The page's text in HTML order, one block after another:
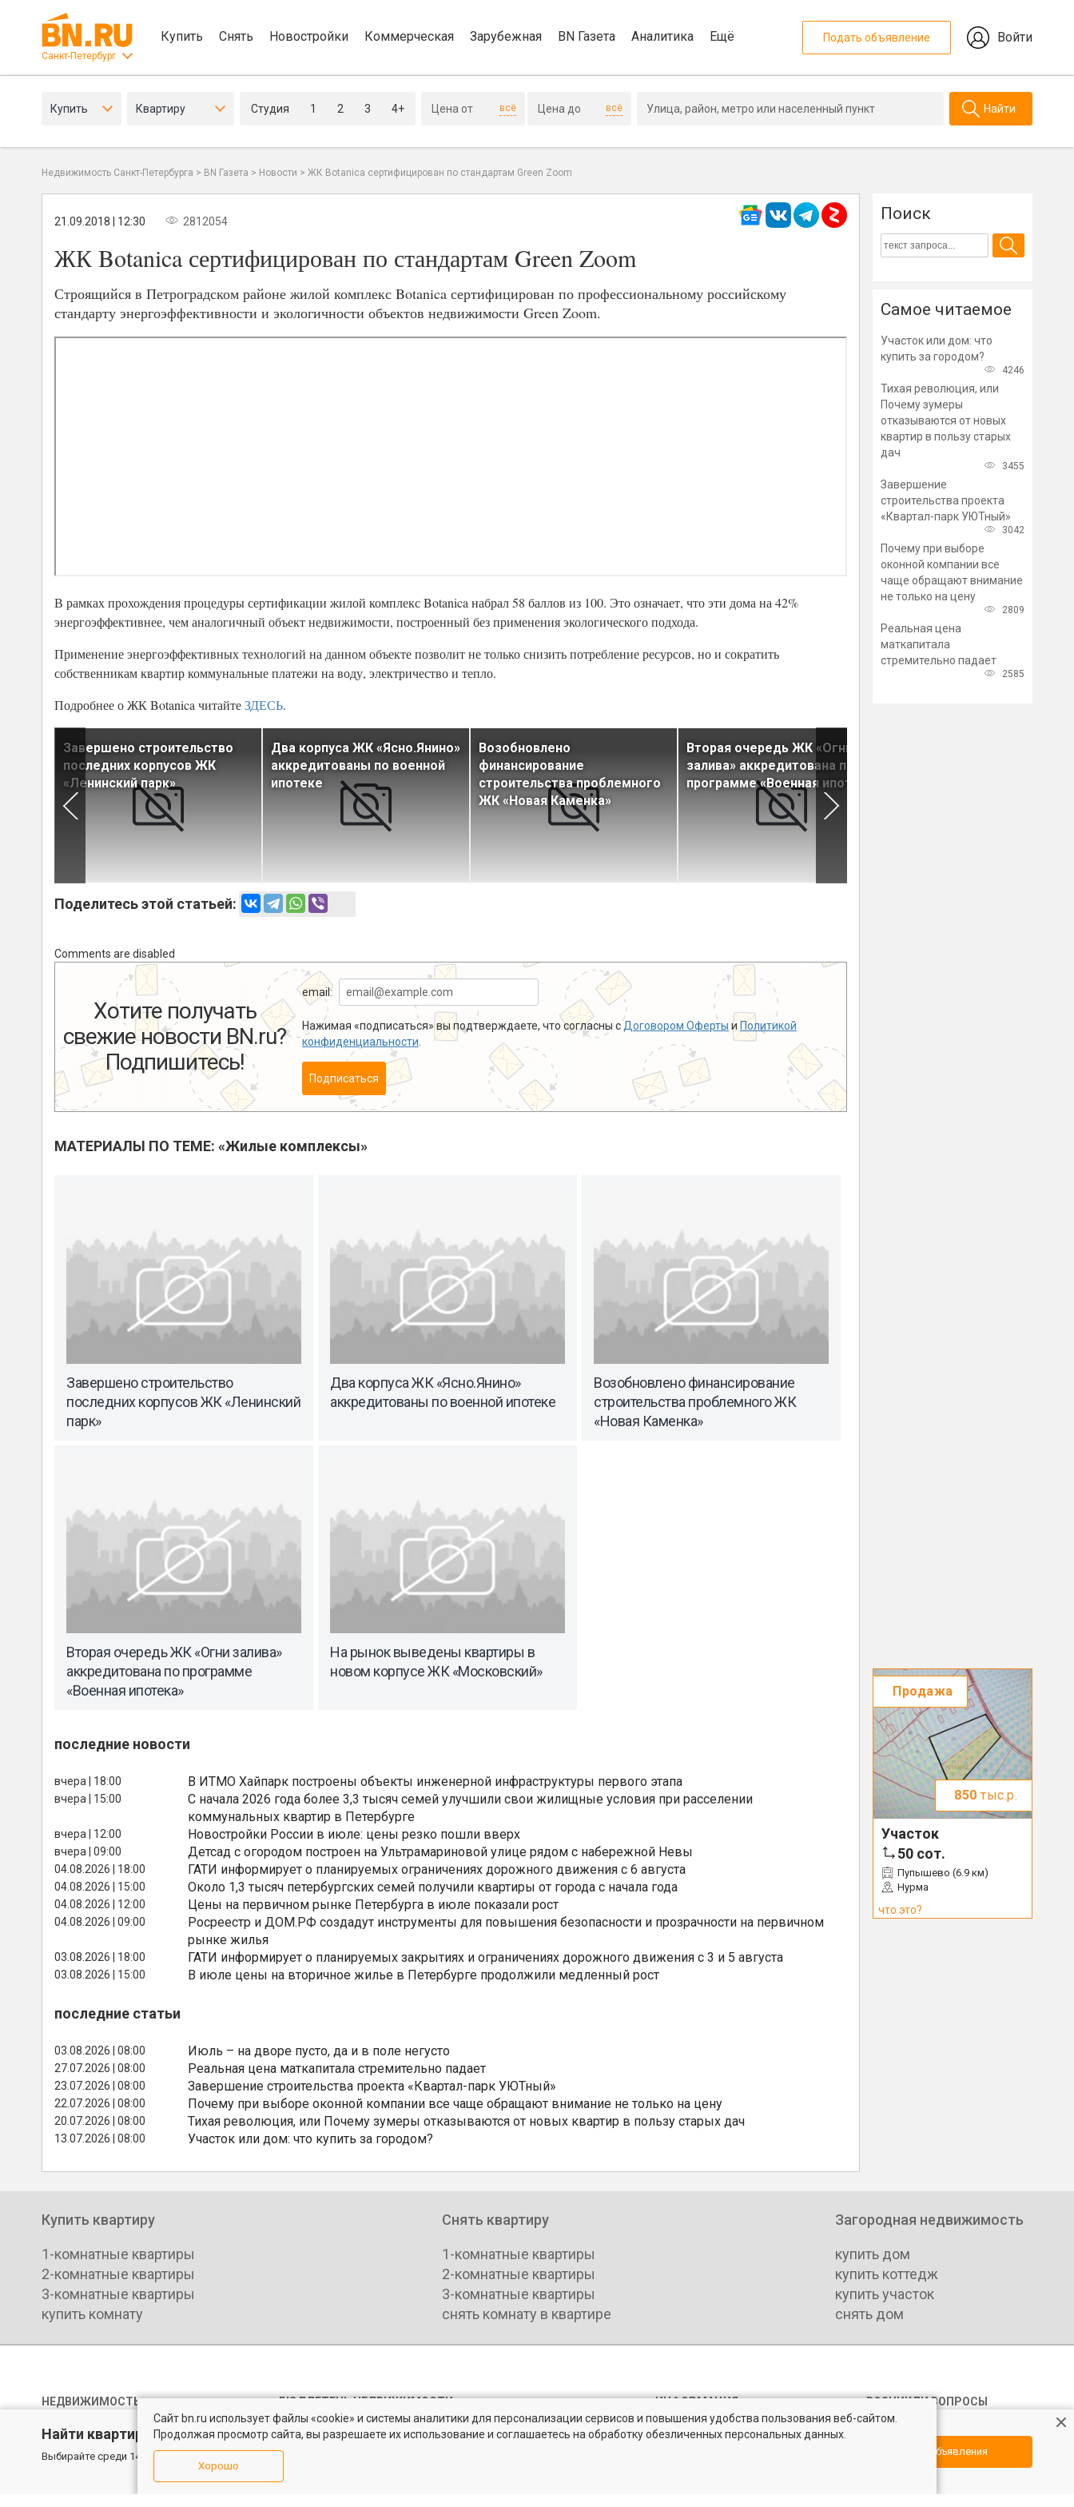
Санкт-Петербург
Купить Снять Новостройки Коммерческая Зарубежная BN Газета Аналитика Ещё Подать объявление Войти
Купить Квартиру Студия 1 2 3 4+ всё всё Найти
Недвижимость Санкт-Петербурга > BN Газета > Новости > ЖК Botanica сертифицирован по стандартам Green Zoom
21.09.2018 | 12:30 2812054
ЖК Botanica сертифицирован по стандартам Green Zoom
Строящийся в Петроградском районе жилой комплекс Botanica сертифицирован по профессиональному российскому
стандарту энергоэффективности и экологичности объектов недвижимости Green Zoom.
В рамках прохождения процедуры сертификации жилой комплекс Botanica набрал 58 баллов из 100. Это означает, что эти дома на 42%
энергоэффективнее, чем аналогичный объект недвижимости, построенный без применения экологического подхода.
Применение энергоэффективных технологий на данном объекте позволит не только снизить потребление ресурсов, но и сократить
собственникам квартир коммунальные платежи на воду, электричество и тепло.
Подробнее о ЖК Botanica читайтеЗДЕСЬ.
Завершено строительство
последних корпусов ЖК
«Ленинский парк»
Два корпуса ЖК «Ясно.Янино»
аккредитованы по военной
ипотеке
Возобновлено
финансирование
строительства проблемного
ЖК «Новая Каменка»
Вторая очередь ЖК «Огни
залива» аккредитована по
программе «Военная ипотека»
Найти квартиру - это просто!
Выбирайте среди 14 тысяч проверенных вариантов на вторичом рынке жилья на портале BN.ru Посмотреть объявления
Поделитесь этой статьей:
Comments are disabled
Хотите получать
свежие новости BN.ru?
Подпишитесь!
email:
Нажимая «подписаться» вы подтверждаете, что согласны с Договором Оферты и Политикой
конфиденциальности
Подписаться
МАТЕРИАЛЫ ПО ТЕМЕ: «Жилые комплексы»
Завершено строительство
последних корпусов ЖК «Ленинский
парк»
Два корпуса ЖК «Ясно.Янино»
аккредитованы по военной ипотеке
Возобновлено финансирование
строительства проблемного ЖК
«Новая Каменка»
Вторая очередь ЖК «Огни залива»
аккредитована по программе
«Военная ипотека»
На рынок выведены квартиры в
новом корпусе ЖК «Московский»
последние новости
вчера | 18:00 В ИТМО Хайпарк построены объекты инженерной инфраструктуры первого этапа
вчера | 15:00
С начала 2026 года более 3,3 тысяч семей улучшили свои жилищные условия при расселении
коммунальных квартир в Петербурге
вчера | 12:00 Новостройки России в июле: цены резко пошли вверх
вчера | 09:00 Детсад с огородом построен на Ультрамариновой улице рядом с набережной Невы
04.08.2026 | 18:00 ГАТИ информирует о планируемых ограничениях дорожного движения с 6 августа
04.08.2026 | 15:00 Около 1,3 тысяч петербургских семей получили квартиры от города с начала года
04.08.2026 | 12:00 Цены на первичном рынке Петербурга в июле показали рост
04.08.2026 | 09:00
Росреестр и ДОМ.РФ создадут инструменты для повышения безопасности и прозрачности на первичном
рынке жилья
03.08.2026 | 18:00 ГАТИ информирует о планируемых закрытиях и ограничениях дорожного движения с 3 и 5 августа
03.08.2026 | 15:00 В июле цены на вторичное жилье в Петербурге продолжили медленный рост
последние статьи
03.08.2026 | 08:00 Июль – на дворе пусто, да и в поле негусто
27.07.2026 | 08:00 Реальная цена маткапитала стремительно падает
23.07.2026 | 08:00 Завершение строительства проекта «Квартал-парк УЮТный»
22.07.2026 | 08:00 Почему при выборе оконной компании все чаще обращают внимание не только на цену
20.07.2026 | 08:00 Тихая революция, или Почему зумеры отказываются от новых квартир в пользу старых дач
13.07.2026 | 08:00 Участок или дом: что купить за городом?
Поиск
Самое читаемое
Участок или дом: что
купить за городом?
4246
Тихая революция, или
Почему зумеры
отказываются от новых
квартир в пользу старых
дач
3455
Завершение
строительства проекта
«Квартал-парк УЮТный»
3042
Почему при выборе
оконной компании все
чаще обращают внимание
не только на цену
2809
Реальная цена
маткапитала
стремительно падает
2585
Продажа
850 тыс.р.
Участок
50 сот.
Пупышево (6.9 км)
Нурма
что это?
Купить квартиру
1-комнатные квартиры
2-комнатные квартиры
3-комнатные квартиры
купить комнату
Снять квартиру
1-комнатные квартиры
2-комнатные квартиры
3-комнатные квартиры
снять комнату в квартире
Загородная недвижимость
купить дом
купить коттедж
купить участок
снять дом
НЕДВИЖИМОСТЬ
Продажа квартир
Продажа комнат
БЮЛЛЕТЕНЬ НЕДВИЖИМОСТИ
Правила перепечатки
Политика конфиденциальности BN.ru
ИНФОРМАЦИЯ
Аналитика недвижимости
ВОЗНИКЛИ ВОПРОСЫ
Юридическая консультация
Сайт bn.ru использует файлы «cookie» и системы аналитики для персонализации сервисов и повышения удобства пользования веб-сайтом.
Продолжая просмотр сайта, вы разрешаете их использование и соглашаетесь на обработку обезличенных персональных данных.
Хорошо